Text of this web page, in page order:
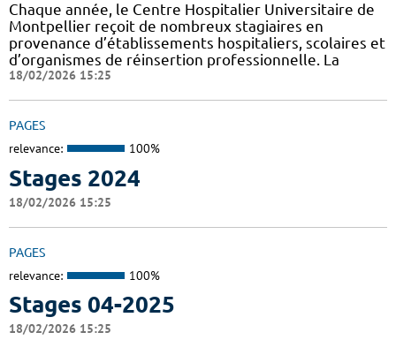
Chaque année, le Centre Hospitalier Universitaire de
Montpellier reçoit de nombreux stagiaires en
provenance d’établissements hospitaliers, scolaires et
d’organismes de réinsertion professionnelle. La
18/02/2026 15:25
PAGES
relevance: 100%
Stages 2024
18/02/2026 15:25
PAGES
relevance: 100%
Stages 04-2025
18/02/2026 15:25